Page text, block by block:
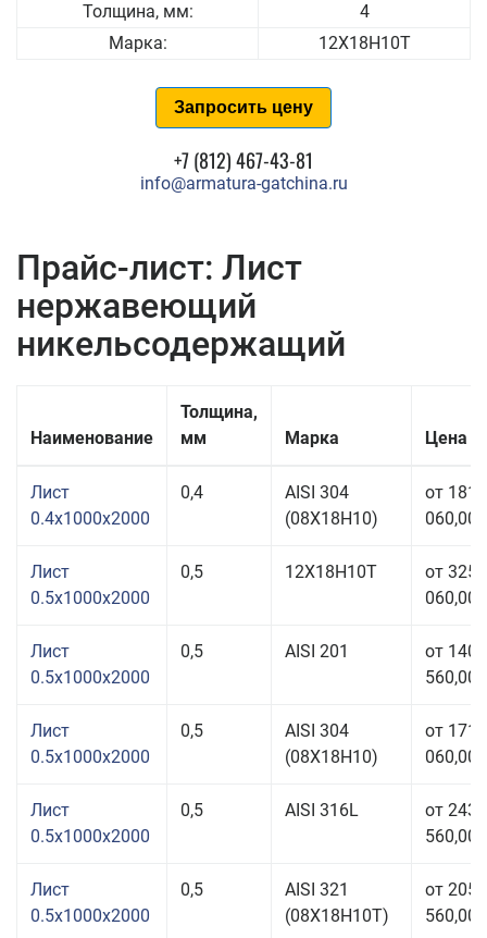
Толщина, мм:
4
Марка:
12Х18Н10Т
Запросить цену
+7 (812) 467-43-81
info@armatura-gatchina.ru
Прайс-лист: Лист
нержавеющий
никельсодержащий
Наименование
Толщина,
мм
Марка Цена
Лист
0.4x1000x2000
0,4
AISI 304
(08Х18Н10)
от 181
060,00
Лист
0.5x1000x2000
0,5 12Х18Н10Т
от 325
060,00
Лист
0.5x1000x2000
0,5 AISI 201
от 140
560,00
Лист
0.5x1000x2000
0,5
AISI 304
(08Х18Н10)
от 171
060,00
Лист
0.5x1000x2000
0,5 AISI 316L
от 243
560,00
Лист
0.5x1000x2000
0,5
AISI 321
(08Х18Н10T)
от 205
560,00